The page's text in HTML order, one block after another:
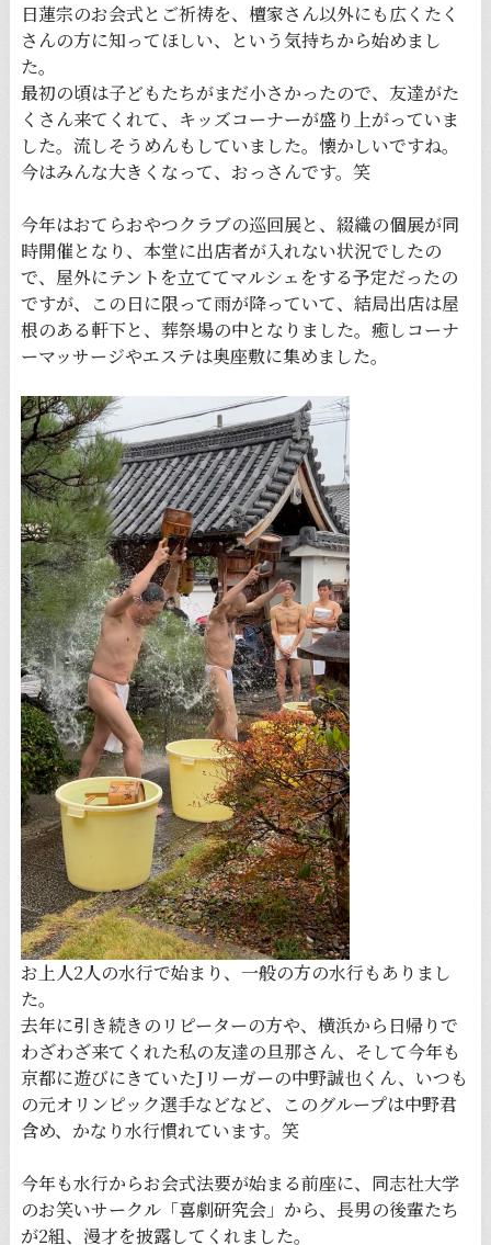
日蓮宗のお会式とご祈祷を、檀家さん以外にも広くたく
さんの方に知ってほしい、という気持ちから始めまし
た。
最初の頃は子どもたちがまだ小さかったので、友達がた
くさん来てくれて、キッズコーナーが盛り上がっていま
した。流しそうめんもしていました。懐かしいですね。
今はみんな大きくなって、おっさんです。笑
今年はおてらおやつクラブの巡回展と、綴織の個展が同
時開催となり、本堂に出店者が入れない状況でしたの
で、屋外にテントを立ててマルシェをする予定だったの
ですが、この日に限って雨が降っていて、結局出店は屋
根のある軒下と、葬祭場の中となりました。癒しコーナ
ーマッサージやエステは奥座敷に集めました。
お上人2人の水行で始まり、一般の方の水行もありまし
た。
去年に引き続きのリピーターの方や、横浜から日帰りで
わざわざ来てくれた私の友達の旦那さん、そして今年も
京都に遊びにきていたJリーガーの中野誠也くん、いつも
の元オリンピック選手などなど、このグループは中野君
含め、かなり水行慣れています。笑
今年も水行からお会式法要が始まる前座に、同志社大学
のお笑いサークル「喜劇研究会」から、長男の後輩たち
が2組、漫才を披露してくれました。